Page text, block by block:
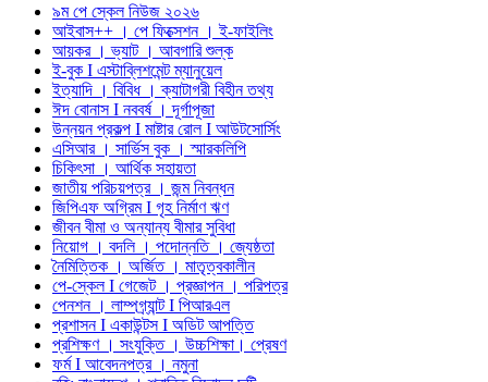
৯ম পে স্কেল নিউজ ২০২৬
আইবাস++ । পে ফিক্সেশন । ই-ফাইলিং
আয়কর । ভ্যাট । আবগারি শুল্ক
ই-বুক I এস্টাব্লিশমেন্ট ম্যানুয়েল
ইত্যাদি । বিবিধ । ক্যাটাগরী বিহীন তথ্য
ঈদ বোনাস I নববর্ষ । দূর্গাপূজা
উন্নয়ন প্রকল্প I মাষ্টার রোল I আউটসোর্সিং
এসিআর । সার্ভিস বুক । স্মারকলিপি
চিকিৎসা । আর্থিক সহায়তা
জাতীয় পরিচয়পত্র । জন্ম নিবন্ধন
জিপিএফ অগ্রিম I গৃহ নির্মাণ ঋণ
জীবন বীমা ও অন্যান্য বীমার সুবিধা
নিয়োগ । বদলি । পদোন্নতি । জ্যেষ্ঠতা
নৈমিত্তিক । অর্জিত । মাতৃত্বকালীন
পে-স্কেল I গেজেট । প্রজ্ঞাপন । পরিপত্র
পেনশন । লাম্পগ্র্যান্ট I পিআরএল
প্রশাসন I একাউন্টস I অডিট আপত্তি
প্রশিক্ষণ । সংযুক্তি । উচ্চশিক্ষা। প্রেষণ
ফর্ম I আবেদনপত্র । নমুনা